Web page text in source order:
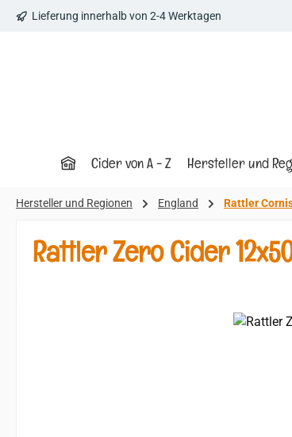
Hauptinhalt springen
Zur Suche springen
Zur Hauptnavigation springen
Lieferung innerhalb von 2-4 Werktagen
Cider von A - Z Hersteller und
Hersteller und Regionen England Rattler
Rattler Zero Cider